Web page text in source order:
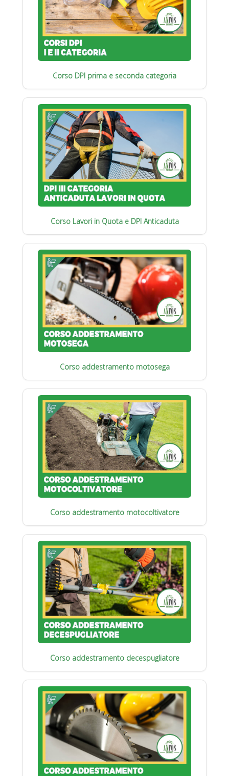
Corso DPI prima e seconda categoria
Corso Lavori in Quota e DPI Anticaduta
Corso addestramento motosega
Corso addestramento motocoltivatore
Corso addestramento decespugliatore